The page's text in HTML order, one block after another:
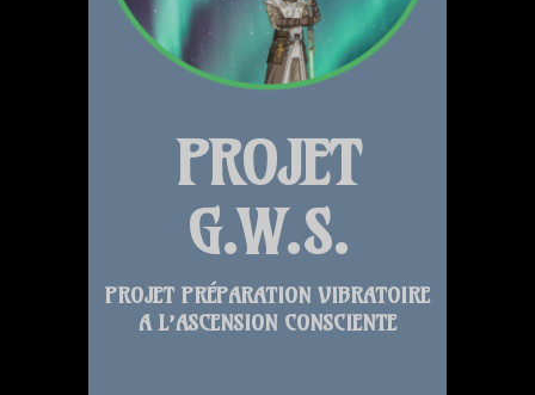
PROJET
G.W.S.
PROJET PRÉPARATION VIBRATOIRE
A L’ASCENSION CONSCIENTE